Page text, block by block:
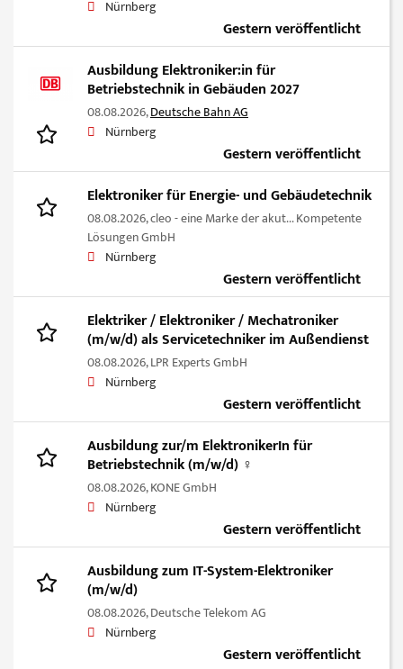
Nürnberg
Gestern veröffentlicht
Ausbildung Elektroniker:in für
Betriebstechnik in Gebäuden 2027
08.08.2026,Deutsche Bahn AG
Nürnberg
Gestern veröffentlicht
Elektroniker für Energie- und Gebäudetechnik
08.08.2026,cleo - eine Marke der akut... Kompetente
Lösungen GmbH
Nürnberg
Gestern veröffentlicht
Elektriker / Elektroniker / Mechatroniker
(m/w/d) als Servicetechniker im Außendienst
08.08.2026,LPR Experts GmbH
Nürnberg
Gestern veröffentlicht
Ausbildung zur/m ElektronikerIn für
Betriebstechnik (m/w/d) ‍♀️ ‍
08.08.2026,KONE GmbH
Nürnberg
Gestern veröffentlicht
Ausbildung zum IT-System-Elektroniker
(m/w/d)
08.08.2026,Deutsche Telekom AG
Nürnberg
Gestern veröffentlicht